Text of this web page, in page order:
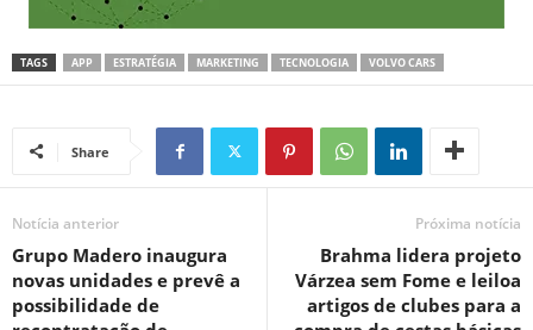
TAGS APP ESTRATÉGIA MARKETING TECNOLOGIA VOLVO CARS
Share
Notícia anterior
Grupo Madero inaugura
novas unidades e prevê a
possibilidade de
Próxima notícia
Brahma lidera projeto
Várzea sem Fome e leiloa
artigos de clubes para a